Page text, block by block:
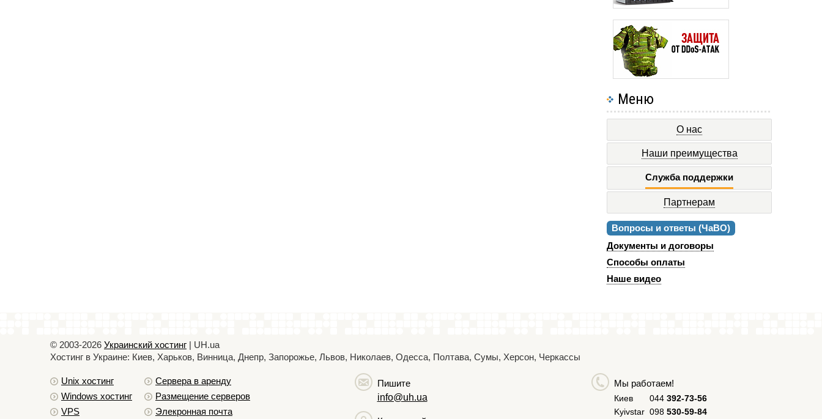
Меню
О нас
Наши преимущества
Служба поддержки
Партнерам
Вопросы и ответы (ЧаВО)
Документы и договоры
Способы оплаты
Наше видео
© 2003-2026 Украинский хостинг | UH.ua
Хостинг в Украине: Киев, Харьков, Винница, Днепр, Запорожье, Львов, Николаев, Одесса, Полтава, Сумы, Херсон, Черкассы
Unix хостинг
Windows хостинг
VPS
Сервера в аренду
Размещение серверов
Элекронная почта
Пишите
info@uh.ua
Мы работаем!
Киев 044 392-73-56
Kyivstar 098 530-59-84